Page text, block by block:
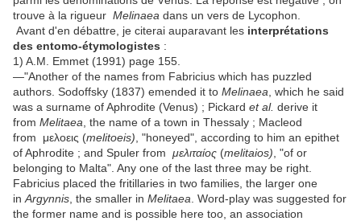
trouve à la rigueur Melinaea dans un vers de Lycophon.
Avant d'en débattre, je citerai auparavant les interprétations
des entomo-étymologistes :
1) A.M. Emmet (1991) page 155.
—"Another of the names from Fabricius which has puzzled
authors. Sodoffsky (1837) emended it to Melinaea , which he said
was a surname of Aphrodite (Venus) ; Pickard et al. derive it
from Melitaea , the name of a town in Thessaly ; Macleod
from μελοεις (melitoeis) , "honeyed", according to him an epithet
of Aphrodite ; and Spuler from μελιταίος (melitaios) , "of or
belonging to Malta". Any one of the last three may be right.
Fabricius placed the fritillaries in two families, the larger one
in Argynnis , the smaller in Melitaea . Word-play was suggested for
the former name and is possible here too, an association